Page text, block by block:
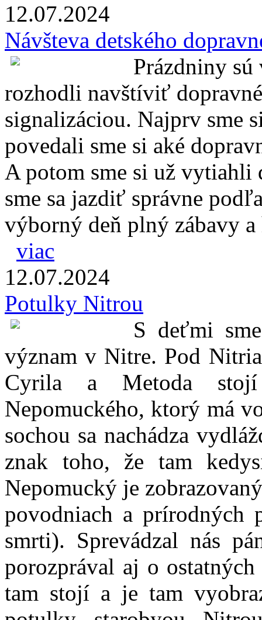
12.07.2024
Návšteva detského
Prázdniny sú
rozhodli navštíviť
signalizáciou. Najprv sme
povedali sme si aké
A potom sme si už vytiahli
sme sa jazdiť správne
výborný deň plný zábavy
viac
12.07.2024
Potulky Nitrou
S deťmi
význam v Nitre. Pod
Cyrila a Metoda stojí
Nepomuckého, ktorý má
sochou sa nachádza
znak toho, že tam
Nepomucký je
povodniach a prírodných
smrti). Sprevádzal nás
porozprával aj o
tam stojí a je tam